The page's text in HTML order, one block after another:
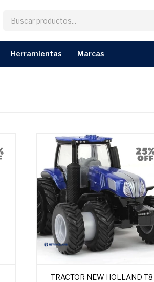
herramientas marcas
TRACTOR NEW HOLLAND T8